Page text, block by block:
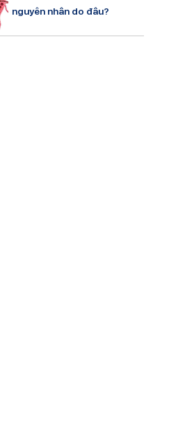
nguyên nhân do đâu?